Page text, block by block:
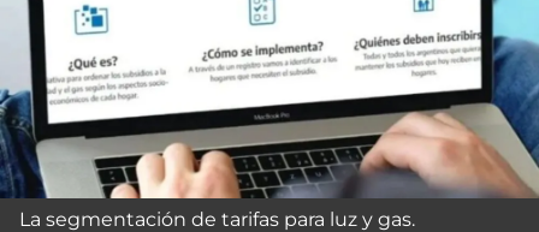
La segmentación de tarifas para luz y gas.